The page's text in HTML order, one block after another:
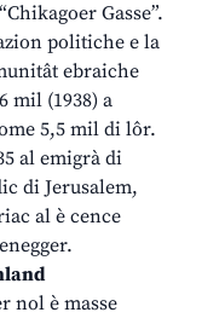
Gasse”.
politiche e la
ebraiche
mil (1938) a
5,5 mil di lôr.
al emigrà di
di Jerusalem,
al è cence
nol è masse